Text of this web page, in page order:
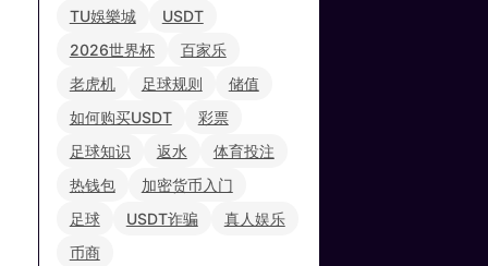
TU娛樂城
USDT
2026世界杯
百家乐
老虎机
足球规则
储值
如何购买USDT
彩票
足球知识
返水
体育投注
热钱包
加密货币入门
足球
USDT诈骗
真人娱乐
币商